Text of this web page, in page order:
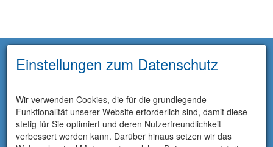
Einstellungen zum Datenschutz
Wir verwenden Cookies, die für die grundlegende
Funktionalität unserer Website erforderlich sind, damit diese
stetig für Sie optimiert und deren Nutzerfreundlichkeit
verbessert werden kann. Darüber hinaus setzen wir das